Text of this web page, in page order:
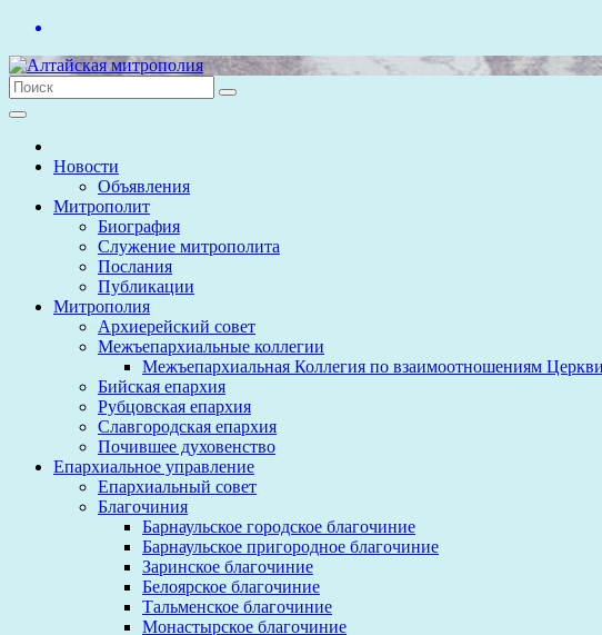
Перейти
содержимому
Новости
Объявления
Митрополит
Биография
Служение митрополита
Послания
Публикации
Митрополия
Архиерейский совет
Межъепархиальные коллегии
Межъепархиальная Коллегия по взаимоотношениям
Бийская епархия
Рубцовская епархия
Славгородская епархия
Почившее духовенство
Епархиальное управление
Епархиальный совет
Благочиния
Барнаульское городское благочиние
Барнаульское пригородное благочиние
Заринское благочиние
Белоярское благочиние
Тальменское благочиние
Монастырское благочиние